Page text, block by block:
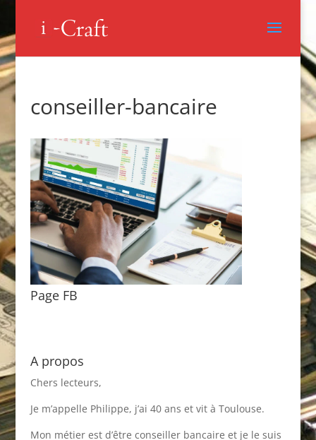
conseiller-bancaire
Page FB
A propos
Chers lecteurs,
Je m’appelle Philippe, j’ai 40 ans et vit à Toulouse.
Mon métier est d’être conseiller bancaire et je le suis